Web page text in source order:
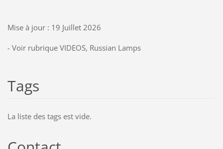
Mise à jour : 19 Juillet 2026
- Voir rubrique VIDEOS, Russian Lamps
Tags
La liste des tags est vide.